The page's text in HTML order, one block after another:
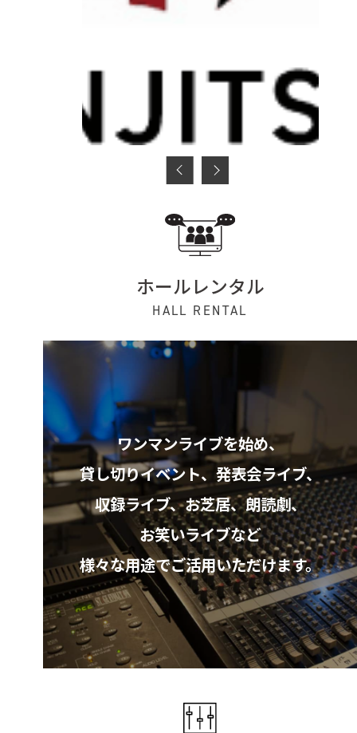
ホールレンタル
HALL RENTAL
ワンマンライブを始め、
貸し切りイベント、 発表会ライブ、
収録ライブ、お芝居、朗読劇、
お笑いライブなど
様々な用途でご活用いただけます。